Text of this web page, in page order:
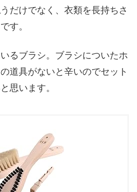
だけでなく、衣類を長持ちさ
す。
るブラシ。ブラシについたホ
道具がないと辛いのでセット
思います。